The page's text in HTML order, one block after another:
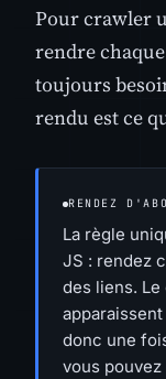
Pour crawler
rendre
toujours
rendu est ce
RENDEZ
La règle
JS : rendez
des liens.
donc une
vous